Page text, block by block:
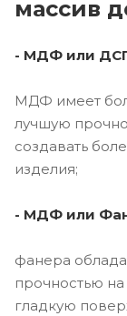
массив
- МДФ или
МДФ имеет
лучшую
создавать
изделия;
- МДФ или
фанера
прочностью
гладкую